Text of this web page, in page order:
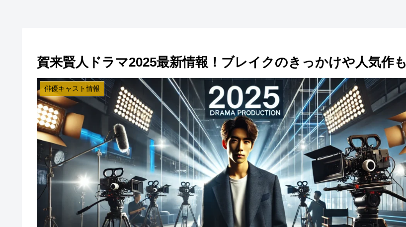
賀来賢人ドラマ2025最新情報！ブレイクのきっかけや人気作も
俳優キャスト情報